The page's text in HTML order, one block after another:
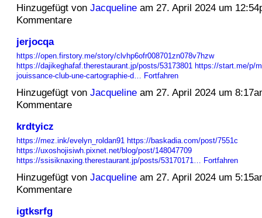
Hinzugefügt von Jacquelineam 27. April 2024 um
Kommentare
jerjocqa
https://open.firstory.me/story/clvhp6ofr008701zn078v7hzw
https://dajikeghafaf.therestaurant.jp/posts/53173801 https://start.me/p/
jouissance-club-une-cartographie-d… Fortfahren
Hinzugefügt von Jacquelineam 27. April 2024 um
Kommentare
krdtyicz
https://mez.ink/evelyn_roldan91 https://baskadia.com/post/7551c
https://uxoshojisiwh.pixnet.net/blog/post/148047709
https://ssisiknaxing.therestaurant.jp/posts/53170171… Fortfahren
Hinzugefügt von Jacquelineam 27. April 2024 um
Kommentare
igtksrfg